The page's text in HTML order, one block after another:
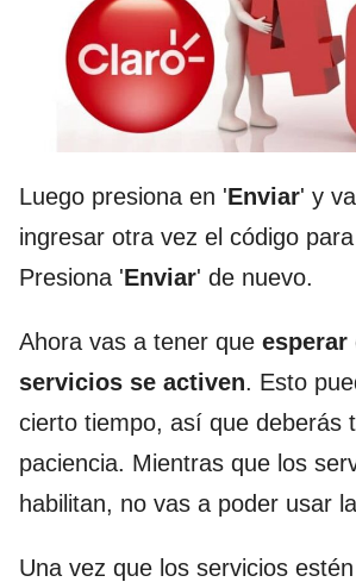
Luego presiona en 'Enviar' y
ingresar otra vez el código
Presiona 'Enviar' de nuevo.
Ahora vas a tener que esperar
servicios se activen. Esto
cierto tiempo, así que deberás
paciencia. Mientras que los
habilitan, no vas a poder usar
Una vez que los servicios